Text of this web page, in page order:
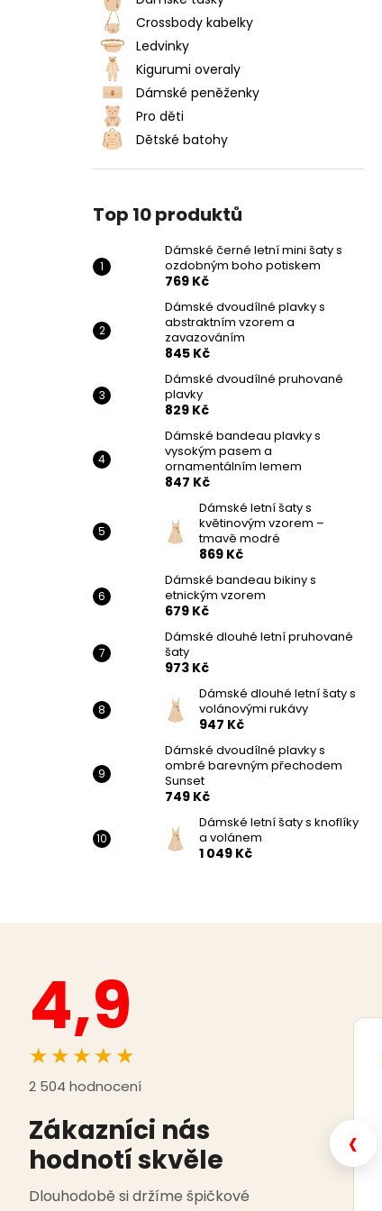
Crossbody kabelky
Ledvinky
Kigurumi overaly
Dámské peněženky
Pro děti
Dětské batohy
Top 10 produktů
Dámské černé letní mini šaty s
ozdobným boho potiskem
769 Kč
Dámské dvoudílné plavky s
abstraktním vzorem a
zavazováním
845 Kč
Dámské dvoudílné pruhované
plavky
829 Kč
Dámské bandeau plavky s
vysokým pasem a
ornamentálním lemem
847 Kč
Dámské letní šaty s
květinovým vzorem –
tmavě modré
869 Kč
Dámské bandeau bikiny s
etnickým vzorem
679 Kč
Dámské dlouhé letní pruhované
šaty
973 Kč
Dámské dlouhé letní šaty s
volánovými rukávy
947 Kč
Dámské dvoudílné plavky s
ombré barevným přechodem
Sunset
749 Kč
Dámské letní šaty s knoflíky
a volánem
1 049 Kč
DÁMSKÉ ČERNÉ LETNÍ MINI ŠATY S
OZDOBNÝM BOHO POTISKEM
769 Kč
4,9
★★★★★
2 504 hodnocení
Zákazníci nás
hodnotí skvěle
Dlouhodobě si držíme špičkové
‹